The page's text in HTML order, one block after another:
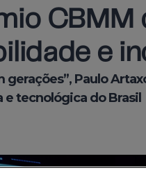
e
Paulo
tecnológica do Brasil